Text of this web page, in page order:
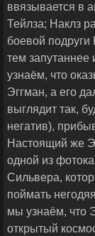
ввязывается в
Тейлза; Наклз
боевой
тем запутаннее
узнаём, что
Эггман, а его
выглядит так,
негатив),
Настоящий же
одной из
Сильвера,
поймать
мы узнаём, что
открытый